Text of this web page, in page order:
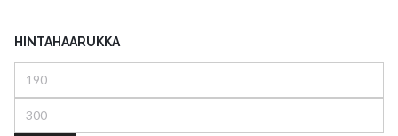
HINTAHAARUKKA